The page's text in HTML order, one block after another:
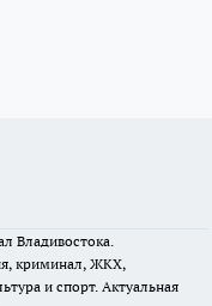
Владивостока.
криминал, ЖКХ,
и спорт. Актуальная